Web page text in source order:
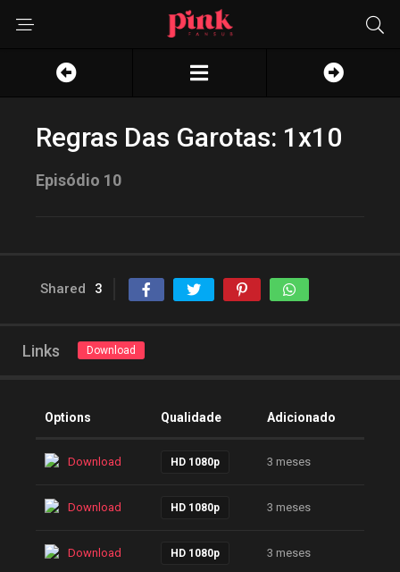
Regras Das Garotas: 1x10
Episódio 10
Shared 3
Links Download
Options Qualidade Adicionado
Download HD 1080p 3 meses
Download HD 1080p 3 meses
Download HD 1080p 3 meses